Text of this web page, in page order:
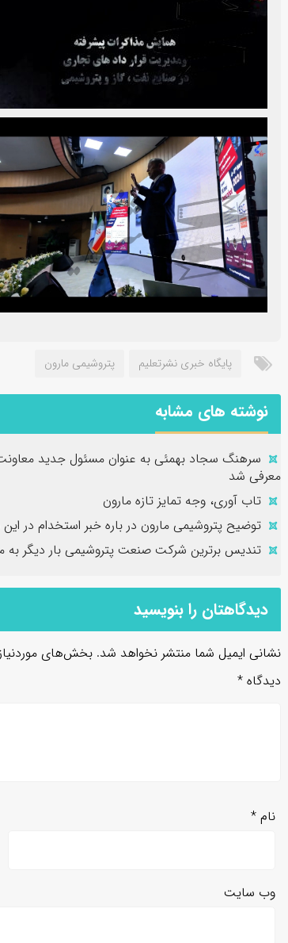
پایگاه خبری نشرتعلیم پتروشیمی مارون
نوشته های مشابه
سرهنگ سجاد بهمئی به عنوان مسئول جدید
معرفی شد
تاب آوری، وجه تمایز تازه مارون
توضیح پتروشیمی مارون در باره خبر استخدام در
تندیس برترین شرکت صنعت پتروشیمی بار دیگر به
دیدگاهتان را بنویسید
نشانی ایمیل شما منتشر نخواهد شد. بخش‌های
دیدگاه *
نام*
وب‌ سایت